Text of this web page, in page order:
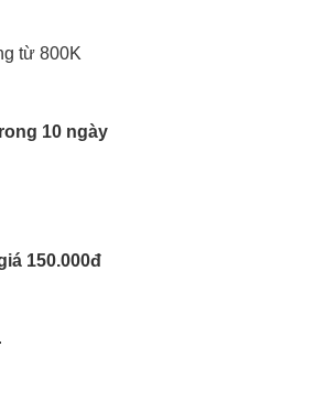
từ 800K
10 ngày
150.000đ